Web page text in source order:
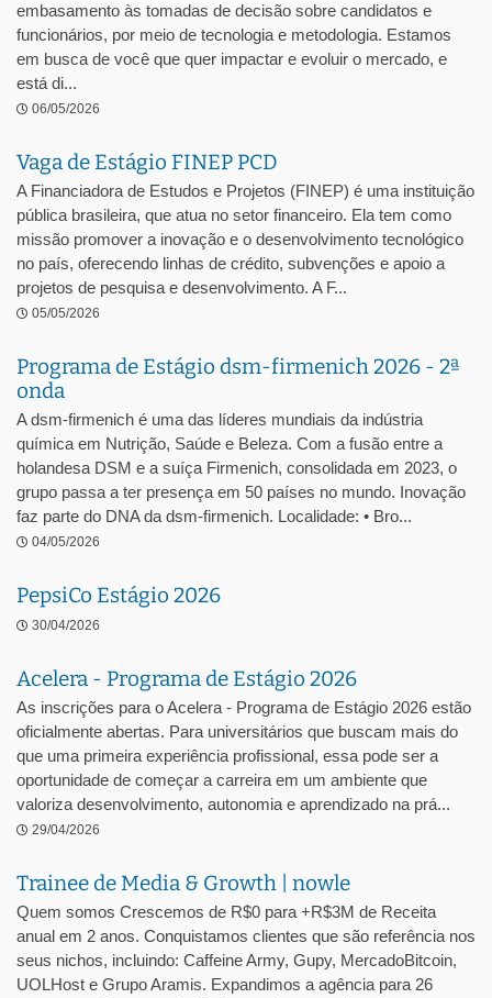
embasamento às tomadas de decisão sobre candidatos e
funcionários, por meio de tecnologia e metodologia. Estamos
em busca de você que quer impactar e evoluir o mercado, e
está di...
06/05/2026
Vaga de Estágio FINEP PCD
A Financiadora de Estudos e Projetos (FINEP) é uma instituição
pública brasileira, que atua no setor financeiro. Ela tem como
missão promover a inovação e o desenvolvimento tecnológico
no país, oferecendo linhas de crédito, subvenções e apoio a
projetos de pesquisa e desenvolvimento. A F...
05/05/2026
Programa de Estágio dsm-firmenich 2026 - 2ª
onda
A dsm-firmenich é uma das líderes mundiais da indústria
química em Nutrição, Saúde e Beleza. Com a fusão entre a
holandesa DSM e a suíça Firmenich, consolidada em 2023, o
grupo passa a ter presença em 50 países no mundo. Inovação
faz parte do DNA da dsm-firmenich. Localidade: • Bro...
04/05/2026
PepsiCo Estágio 2026
30/04/2026
Acelera - Programa de Estágio 2026
As inscrições para o Acelera - Programa de Estágio 2026 estão
oficialmente abertas. Para universitários que buscam mais do
que uma primeira experiência profissional, essa pode ser a
oportunidade de começar a carreira em um ambiente que
valoriza desenvolvimento, autonomia e aprendizado na prá...
29/04/2026
Trainee de Media & Growth | nowle
Quem somos Crescemos de R$0 para +R$3M de Receita
anual em 2 anos. Conquistamos clientes que são referência nos
seus nichos, incluindo: Caffeine Army, Gupy, MercadoBitcoin,
UOLHost e Grupo Aramis. Expandimos a agência para 26